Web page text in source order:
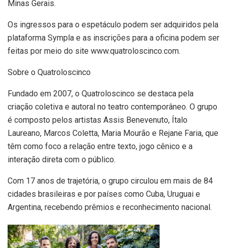
Minas Gerais.
Os ingressos para o espetáculo podem ser adquiridos pela
plataforma Sympla e as inscrições para a oficina podem ser
feitas por meio do site www.quatroloscinco.com.
Sobre o Quatroloscinco
Fundado em 2007, o Quatroloscinco se destaca pela
criação coletiva e autoral no teatro contemporâneo. O grupo
é composto pelos artistas Assis Benevenuto, Ítalo
Laureano, Marcos Coletta, Maria Mourão e Rejane Faria, que
têm como foco a relação entre texto, jogo cênico e a
interação direta com o público.
Com 17 anos de trajetória, o grupo circulou em mais de 84
cidades brasileiras e por países como Cuba, Uruguai e
Argentina, recebendo prêmios e reconhecimento nacional.